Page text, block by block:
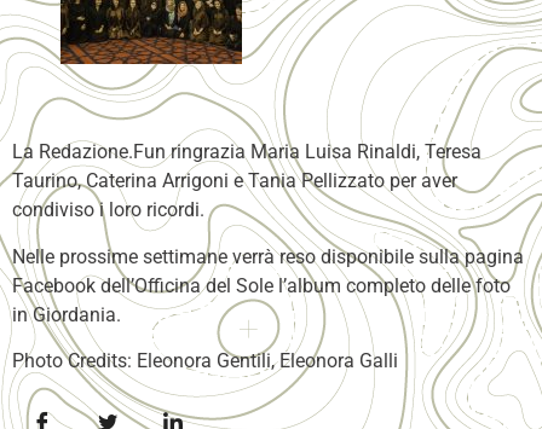
La Redazione.Fun ringrazia Maria Luisa Rinaldi, Teresa
Taurino, Caterina Arrigoni e Tania Pellizzato per aver
condiviso i loro ricordi.
Nelle prossime settimane verrà reso disponibile sulla pagina
Facebook dell’Officina del Sole l’album completo delle foto
in Giordania.
Photo Credits: Eleonora Gentili, Eleonora Galli